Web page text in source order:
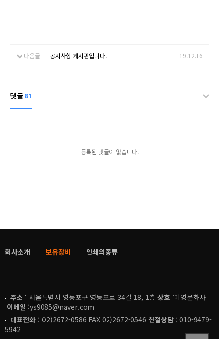
다음글 공지사항 게시판입니다. 19.12.16
댓글81
등록된 댓글이 없습니다.
회사소개 보유장비 인쇄의종류
주소 : 서울특별시 영등포구 영등포로 34길 18, 1층 상호 :미영문화사
이메일 :ys9085@naver.com
대표전화 : O2)2672-0586 FAX 02)2672-0546 친절상담 : 010-9479-
5942